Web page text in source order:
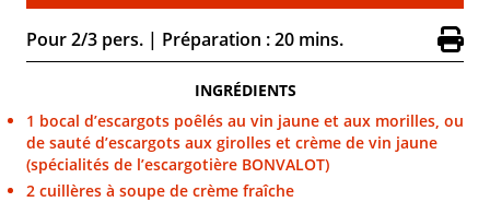
Pour 2/3 pers. | Préparation : 20 mins.
INGRÉDIENTS
1 bocal d’escargots poêlés au vin jaune et aux morilles, ou
de sauté d’escargots aux girolles et crème de vin jaune
(spécialités de l’escargotière BONVALOT)
2 cuillères à soupe de crème fraîche